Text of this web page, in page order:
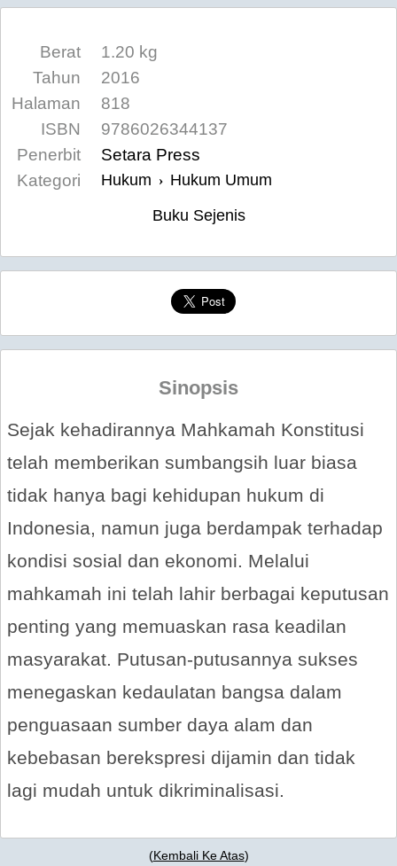
Berat
1.20 kg
Tahun
2016
Halaman
818
ISBN
9786026344137
Penerbit
Setara Press
Kategori
Hukum › Hukum Umum
Buku Sejenis
Sinopsis
Sejak kehadirannya Mahkamah Konstitusi
telah memberikan sumbangsih luar biasa
tidak hanya bagi kehidupan hukum di
Indonesia, namun juga berdampak terhadap
kondisi sosial dan ekonomi. Melalui
mahkamah ini telah lahir berbagai keputusan
penting yang memuaskan rasa keadilan
masyarakat. Putusan-putusannya sukses
menegaskan kedaulatan bangsa dalam
penguasaan sumber daya alam dan
kebebasan berekspresi dijamin dan tidak
lagi mudah untuk dikriminalisasi.
(Kembali Ke Atas)